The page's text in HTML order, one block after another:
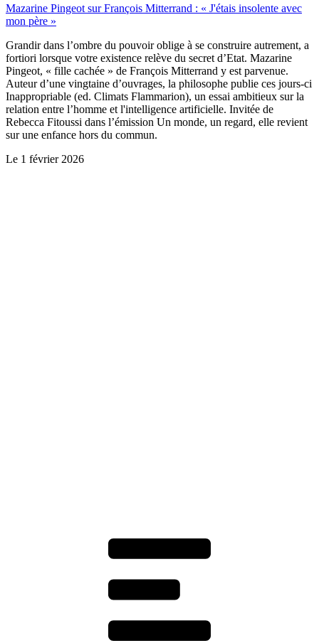
Mazarine Pingeot sur François Mitterrand : « J'étais insolente avec
mon père »
Grandir dans l’ombre du pouvoir oblige à se construire autrement, a
fortiori lorsque votre existence relève du secret d’Etat. Mazarine
Pingeot, « fille cachée » de François Mitterrand y est parvenue.
Auteur d’une vingtaine d’ouvrages, la philosophe publie ces jours-ci
Inappropriable (ed. Climats Flammarion), un essai ambitieux sur la
relation entre l’homme et l'intelligence artificielle. Invitée de
Rebecca Fitoussi dans l’émission Un monde, un regard, elle revient
sur une enfance hors du commun.
Le 1 février 2026